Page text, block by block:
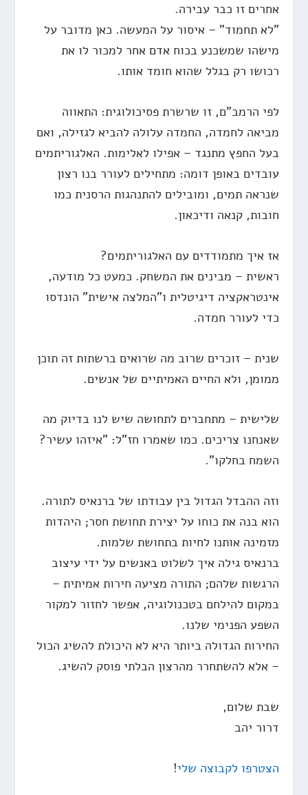
אחרים זו כבר עבירה.
"לא תחמוד" – איסור על המעשה. כאן מדובר על
מישהו שמשכנע בכוח אדם אחר למכור לו את
רכושו רק בגלל שהוא חומד אותו.
לפי הרמב"ם, זו שרשרת פסיכולוגית: התאווה
מביאה לחמדה, החמדה עלולה להביא לגזילה, ואם
בעל החפץ מתנגד – אפילו לאלימות. האלגוריתמים
עובדים באופן דומה: מתחילים לעורר בנו רצון
שנראה תמים, ומובילים להתנהגות הרסנית כמו
חובות, קנאה ודיכאון.
אז איך מתמודדים עם האלגוריתמים?
ראשית – מבינים את המשחק. כמעט כל מודעה,
אינטראקציה דיגיטלית ו"המלצה אישית" הונדסו
כדי לעורר חמדה.
שנית – זוכרים שרוב מה שרואים ברשתות זה תוכן
ממומן, ולא החיים האמיתיים של אנשים.
שלישית – מתחברים לתחושה שיש לנו בדיוק מה
שאנחנו צריכים. כמו שאמרו חז"ל: "איזהו עשיר?
השמח בחלקו".
וזה ההבדל הגדול בין עבודתו של ברנאיס לתורה.
הוא בנה את כוחו על יצירת תחושת חסר; היהדות
מזמינה אותנו לחיות בתחושת שלמות.
ברנאיס גילה איך לשלוט באנשים על ידי עיצוב
הרגשות שלהם; התורה מציעה חירות אמיתית –
במקום להילחם בטכנולוגיה, אפשר לחזור למקור
השפע הפנימי שלנו.
החירות הגדולה ביותר היא לא היכולת להשיג הכול
– אלא להשתחרר מהרצון הבלתי פוסק להשיג.
שבת שלום,
דרור יהב
הצטרפו לקבוצה שלי!